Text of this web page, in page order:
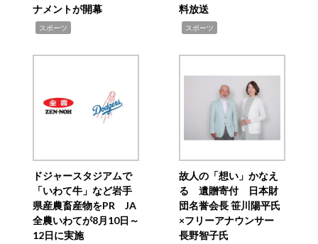
ナメントが開幕
スポーツ
料放送
スポーツ
ドジャースタジアムで
「いわて牛」など岩手
県産農畜産物をPR JA
全農いわてが8月10日～
12日に実施
故人の「想い」かなえ
る 遺贈寄付 日本財
団名誉会長 笹川陽平氏
×フリーアナウンサー
長野智子氏